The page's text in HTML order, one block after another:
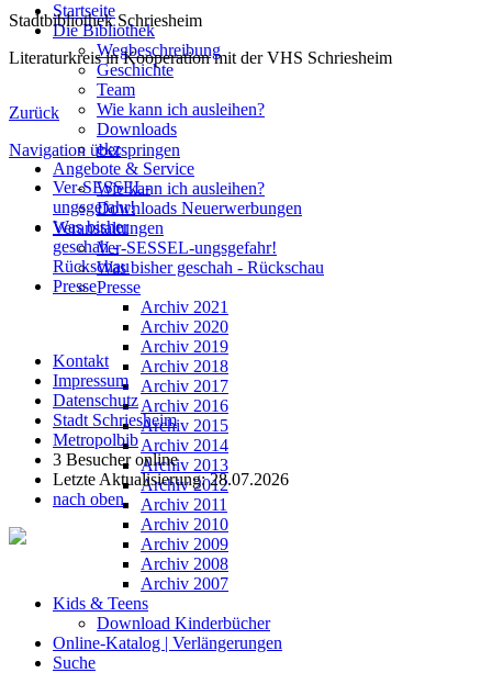
Startseite
Die Bibliothek
Wegbeschreibung
Geschichte
Team
Wie kann ich ausleihen?
Downloads
ekz
Angebote & Service
Wie kann ich ausleihen?
Downloads Neuerwerbungen
Veranstaltungen
Ver-SESSEL-ungsgefahr!
Was bisher geschah - Rückschau
Presse
Archiv 2021
Archiv 2020
Archiv 2019
Archiv 2018
Archiv 2017
Archiv 2016
Archiv 2015
Archiv 2014
Archiv 2013
Archiv 2012
Archiv 2011
Archiv 2010
Archiv 2009
Archiv 2008
Archiv 2007
Kids & Teens
Download Kinderbücher
Online-Katalog | Verlängerungen
Suche
Stadtbibliothek Schriesheim
Literaturkreis in Kooperation mit der VHS Schriesheim
Zurück
Navigation überspringen
Ver-SESSEL-
ungsgefahr!
Was bisher
geschah -
Rückschau
Presse
Kontakt
Impressum
Datenschutz
Stadt Schriesheim
Metropolbib
3 Besucher online
Letzte Aktualisierung: 28.07.2026
nach oben